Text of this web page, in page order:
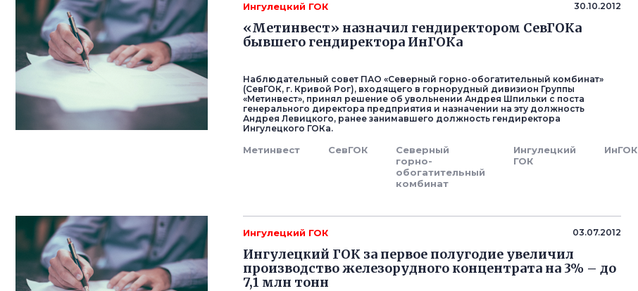
Ингулецкий ГОК 30.10.2012
«Метинвест» назначил гендиректором СевГОКа
бывшего гендиректора ИнГОКа
Наблюдательный совет ПАО «Северный горно-обогатительный комбинат»
(СевГОК, г. Кривой Рог), входящего в горнорудный дивизион Группы
«Метинвест», принял решение об увольнении Андрея Шпильки с поста
генерального директора предприятия и назначении на эту должность
Андрея Левицкого, ранее занимавшего должность гендиректора
Ингулецкого ГОКа.
Метинвест СевГОК
Северный
горно-
обогатительный
комбинат
Ингулецкий
ГОК
ИнГОК
Ингулецкий ГОК 03.07.2012
Ингулецкий ГОК за первое полугодие увеличил
производство железорудного концентрата на 3% – до
7,1 млн тонн